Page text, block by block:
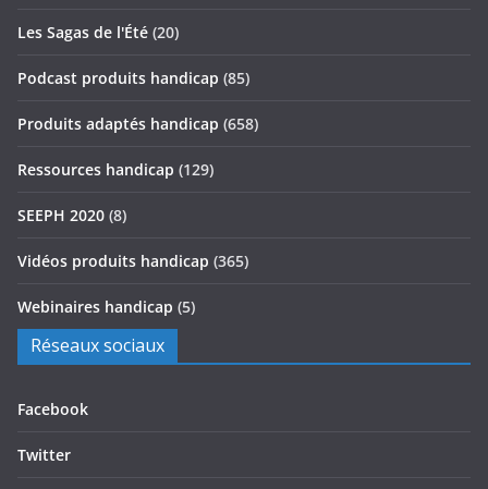
Les Sagas de l'Été (20)
Podcast produits handicap (85)
Produits adaptés handicap (658)
Ressources handicap (129)
SEEPH 2020 (8)
Vidéos produits handicap (365)
Webinaires handicap (5)
Réseaux sociaux
Facebook
Twitter